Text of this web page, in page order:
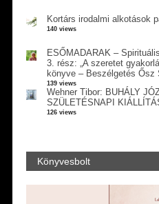
Kortárs irodalmi alkotások
140 views
ESŐMADARAK –
3. rész: „A szeretet
könyve – Beszélgetés
139 views
Wehner Tibor: BUHÁLY
SZÜLETÉSNAPI
126 views
Könyvesbolt